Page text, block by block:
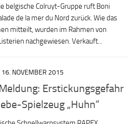
belgische Colruyt-Gruppe ruft Boni
de la mer du Nord zurück. Wie das
mitteilt, wurden im Rahmen von
nachgewiesen. Verkauft...
16. NOVEMBER 2015
Erstickungsgefahr
Spielzeug „Huhn“